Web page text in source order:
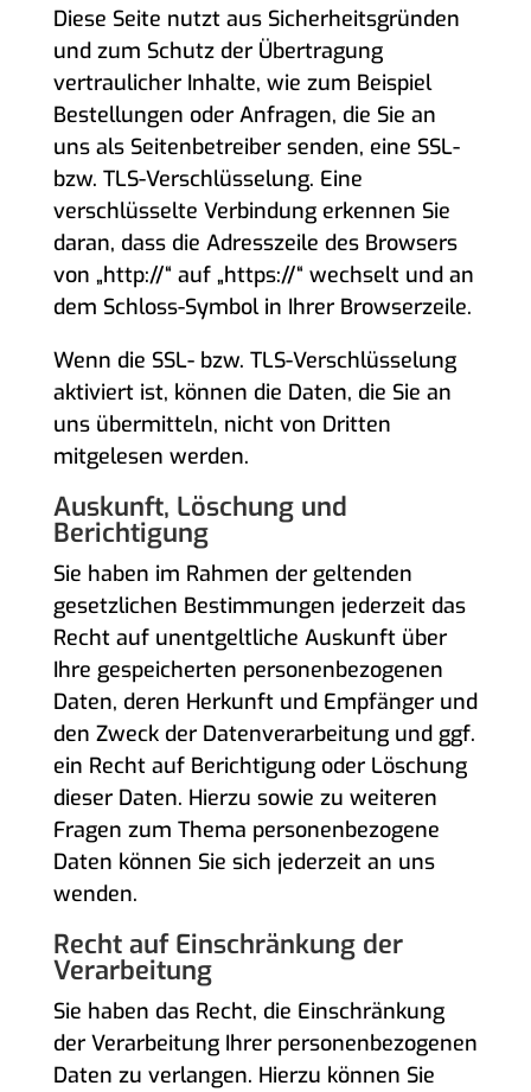
Diese Seite nutzt aus Sicherheitsgründen
und zum Schutz der Übertragung
vertraulicher Inhalte, wie zum Beispiel
Bestellungen oder Anfragen, die Sie an
uns als Seitenbetreiber senden, eine SSL-
bzw. TLS-Verschlüsselung. Eine
verschlüsselte Verbindung erkennen Sie
daran, dass die Adresszeile des Browsers
von „http://“ auf „https://“ wechselt und an
dem Schloss-Symbol in Ihrer Browserzeile.
Wenn die SSL- bzw. TLS-Verschlüsselung
aktiviert ist, können die Daten, die Sie an
uns übermitteln, nicht von Dritten
mitgelesen werden.
Auskunft, Löschung und
Berichtigung
Sie haben im Rahmen der geltenden
gesetzlichen Bestimmungen jederzeit das
Recht auf unentgeltliche Auskunft über
Ihre gespeicherten personenbezogenen
Daten, deren Herkunft und Empfänger und
den Zweck der Datenverarbeitung und ggf.
ein Recht auf Berichtigung oder Löschung
dieser Daten. Hierzu sowie zu weiteren
Fragen zum Thema personenbezogene
Daten können Sie sich jederzeit an uns
wenden.
Recht auf Einschränkung der
Verarbeitung
Sie haben das Recht, die Einschränkung
der Verarbeitung Ihrer personenbezogenen
Daten zu verlangen. Hierzu können Sie